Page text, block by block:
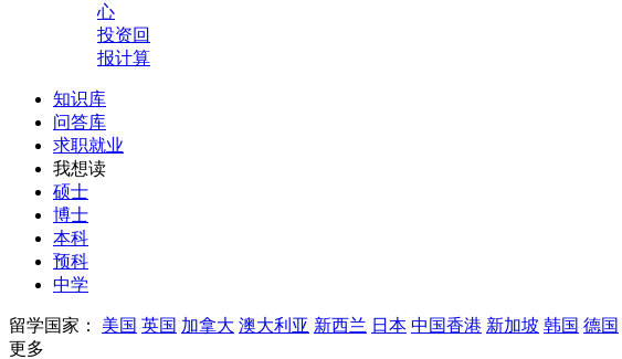
心
投资回
报计算
知识库
问答库
求职就业
我想读
硕士
博士
本科
预科
中学
留学国家： 美国 英国 加拿大 澳大利亚 新西兰 日本 中国香港 新加坡 韩国 德国
更多